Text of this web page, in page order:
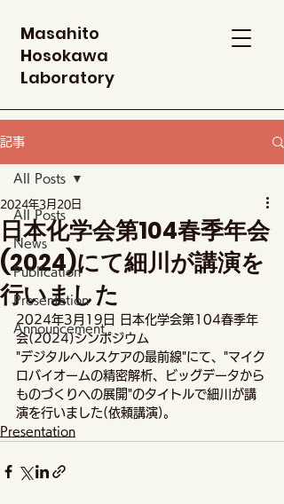
Masahito
Hosokawa
Laboratory
記事
All Posts
News
Publication
Presentation
Announcement
All Posts
日本化学会第104春季年会
(2024)にて細川が講演を
行いました
2024年3月20日
2024年3月19日 日本化学会第104春季年
会(2024)シンポジウム
"デジタルヘルスケアの最前線"にて、"マイク
ロバイオームの精密解析、ビッグデータから
ものづくりへの展開"のタイトルで細川が講
演を行いました(依頼講演)。
Presentation